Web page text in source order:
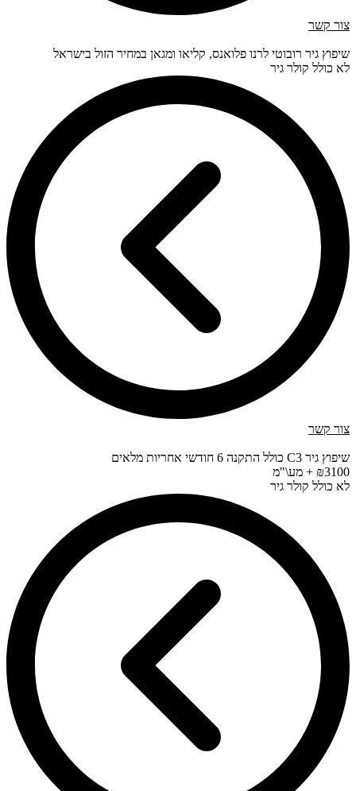
צור קשר
שיפוץ גיר רובוטי לרנו פלואנס, קליאו ומגאן במחיר הזול בישראל
לא כולל קולר גיר
צור קשר
שיפוץ גיר C3 כולל התקנה 6 חודשי אחריות מלאים
₪3100 + מע\"מ
לא כולל קולר גיר